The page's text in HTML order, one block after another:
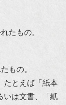
たもの。
もの。
たとえば「紙本
いは文書、「紙